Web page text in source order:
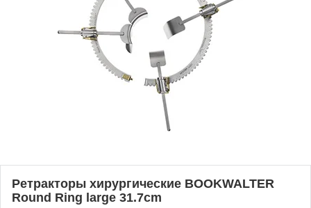
Ретракторы хирургические BOOKWALTER
Round Ring large 31.7cm